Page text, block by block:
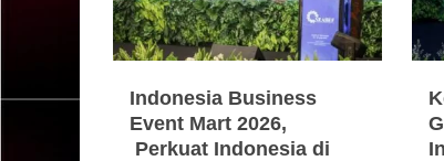
Indonesia Business
Event Mart 2026,
Perkuat Indonesia di